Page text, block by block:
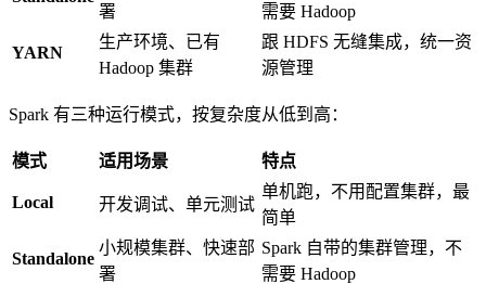
署
需要 Hadoop
YARN
生产环境、已有
Hadoop 集群
跟 HDFS 无缝集成，统一资
源管理
Spark 有三种运行模式，按复杂度从低到高：
模式 适用场景 特点
Local 开发调试、单元测试
单机跑，不用配置集群，最
简单
Standalone
小规模集群、快速部
署
Spark 自带的集群管理，不
需要 Hadoop